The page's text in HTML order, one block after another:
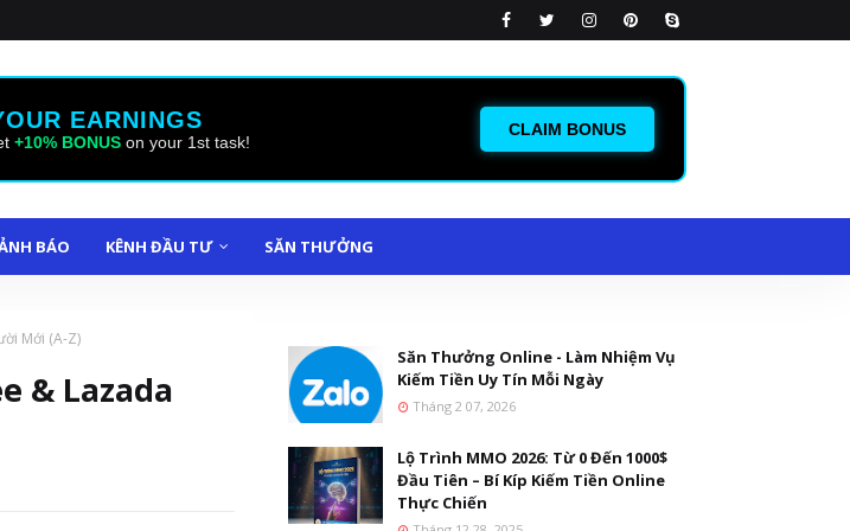
EARNINGS
+10% BONUS on your 1st task!
CLAIM BONUS
BÁO KÊNH ĐẦU TƯ SĂN THƯỞNG
Mới (A-Z)
& Lazada
Săn Thưởng Online - Làm Nhiệm Vụ
Kiếm Tiền Uy Tín Mỗi Ngày
Tháng 2 07, 2026
Lộ Trình MMO 2026: Từ 0 Đến 1000$
Đầu Tiên – Bí Kíp Kiếm Tiền Online
Thực Chiến